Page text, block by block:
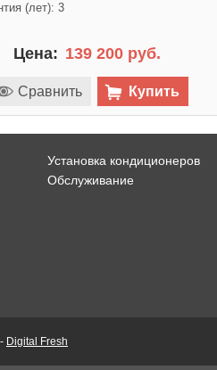
(лет): 3
Цена: 139 200 руб.
Сравнить Купить
Установка кондиционеров
Обслуживание
Digital Fresh